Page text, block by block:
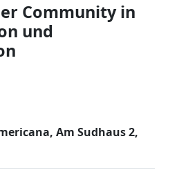
Community in
und
Am Sudhaus 2,